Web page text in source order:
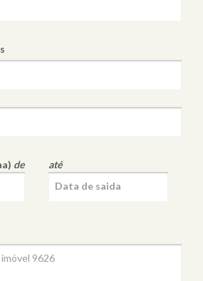
de até